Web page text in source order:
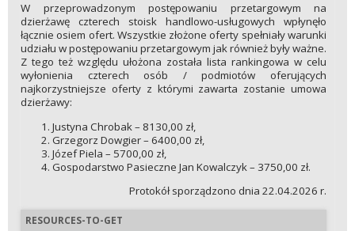
W przeprowadzonym postępowaniu przetargowym na
dzierżawę czterech stoisk handlowo-usługowych wpłynęło
łącznie osiem ofert. Wszystkie złożone oferty spełniały warunki
udziału w postępowaniu przetargowym jak również były ważne.
Z tego też względu ułożona została lista rankingowa w celu
wyłonienia czterech osób / podmiotów oferujących
najkorzystniejsze oferty z którymi zawarta zostanie umowa
dzierżawy:
Justyna Chrobak – 8130,00 zł,
Grzegorz Dowgier – 6400,00 zł,
Józef Piela – 5700,00 zł,
Gospodarstwo Pasieczne Jan Kowalczyk – 3750,00 zł.
Protokół sporządzono dnia 22.04.2026 r.
RESOURCES-TO-GET